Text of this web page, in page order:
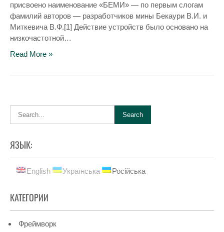
присвоено наименование «БЕМИ» — по первым слогам
фамилий авторов — разработчиков мины Бекаури В.И. и
Миткевича В.Ф.[1] Действие устройств было основано на
низкочастотной…
Read More »
ЯЗЫК:
English Українська Російська
КАТЕГОРИИ
Фреймворк